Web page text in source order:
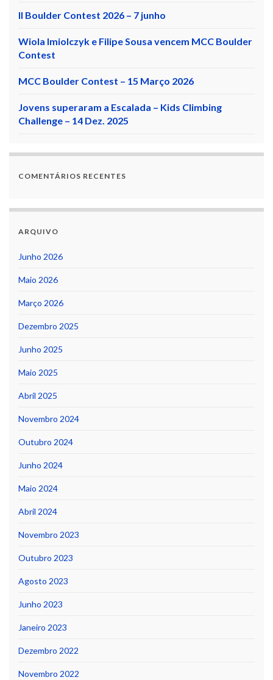
II Boulder Contest 2026 – 7 junho
Wiola Imiolczyk e Filipe Sousa vencem MCC Boulder
Contest
MCC Boulder Contest – 15 Março 2026
Jovens superaram a Escalada – Kids Climbing
Challenge – 14 Dez. 2025
COMENTÁRIOS RECENTES
ARQUIVO
Junho 2026
Maio 2026
Março 2026
Dezembro 2025
Junho 2025
Maio 2025
Abril 2025
Novembro 2024
Outubro 2024
Junho 2024
Maio 2024
Abril 2024
Novembro 2023
Outubro 2023
Agosto 2023
Junho 2023
Janeiro 2023
Dezembro 2022
Novembro 2022